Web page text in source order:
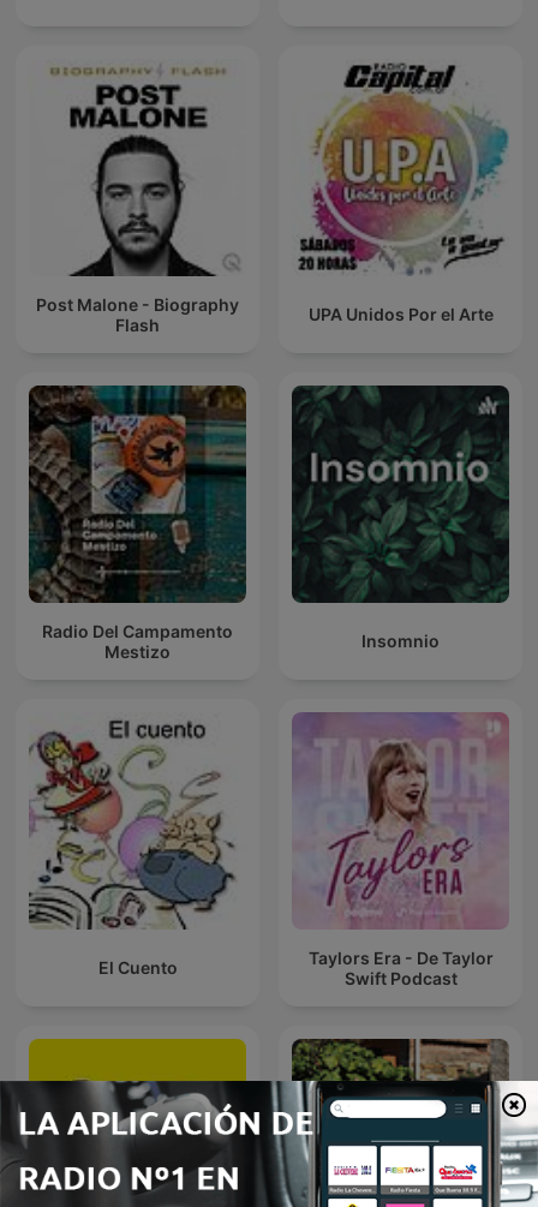
Post Malone - Biography
Flash
UPA Unidos Por el Arte
Radio Del Campamento
Mestizo
Insomnio
El Cuento
Taylors Era - De Taylor
Swift Podcast